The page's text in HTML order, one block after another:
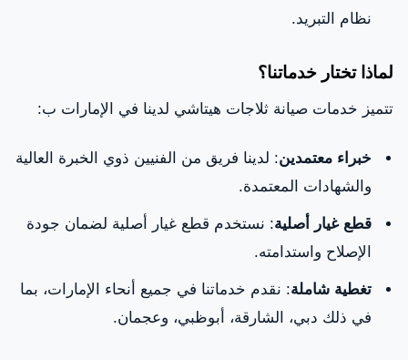
نظام التبريد.
لماذا تختار خدماتنا؟
تتميز خدمات صيانة ثلاجات هيتاشي لدينا في الإمارات ب:
خبراء معتمدين: لدينا فريق من الفنيين ذوي الخبرة العالية
والشهادات المعتمدة.
قطع غيار أصلية: نستخدم قطع غيار أصلية لضمان جودة
الإصلاح واستدامته.
تغطية شاملة: نقدم خدماتنا في جميع أنحاء الإمارات، بما
في ذلك دبي، الشارقة، أبوظبي، وعجمان.